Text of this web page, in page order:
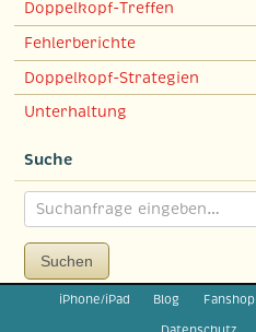
Doppelkopf-Treffen
Fehlerberichte
Doppelkopf-Strategien
Unterhaltung
Suche
Suchen
iPhone/iPad Blog Fanshop